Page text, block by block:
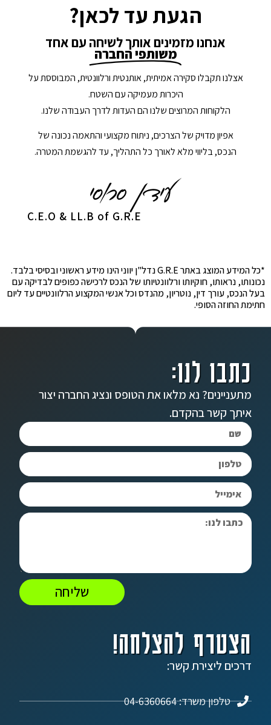
הגעת עד לכאן?
אנחנו מזמינים אותך לשיחה עם אחד
משותפי החברה
אצלנו תקבלו סקירה אמיתית, אותנטית ורלוונטית, המבוססת על
היכרות מעמיקה עם השטח.
הלקוחות המרוצים שלנו הם העדות לדרך העבודה שלנו.
אפיון מדויק של הצרכים, ניתוח מקצועי והתאמה נכונה של
הנכס, בליווי מלא לאורך כל התהליך, עד להגשמת המטרה.
C.E.O & LL.B of G.R.E
*כל המידע המוצג באתר G.R.E נדל"ן יווני הינו מידע ראשוני ובסיסי בלבד.
נכונותו, נראותו, חוקיותו ורלוונטיותו של הנכס לרכישה כפופים לבדיקה עם
בעל הנכס, עורך דין, נוטריון, מהנדס וכל אנשי המקצוע הרלוונטיים עד ליום
חתימת החוזה הסופי.
הצטרף להצלחה!
דרכים ליצירת קשר:
טלפון משרד: 04-6360664
כתבו לנו:
מתעניינים? נא מלאו את הטופס ונציג החברה יצור
איתך קשר בהקדם.
שליחה